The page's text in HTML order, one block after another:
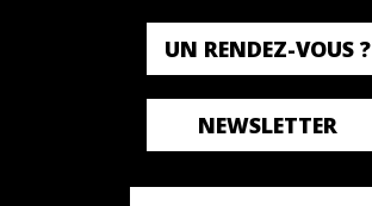
UN RENDEZ-VOUS ?
NEWSLETTER